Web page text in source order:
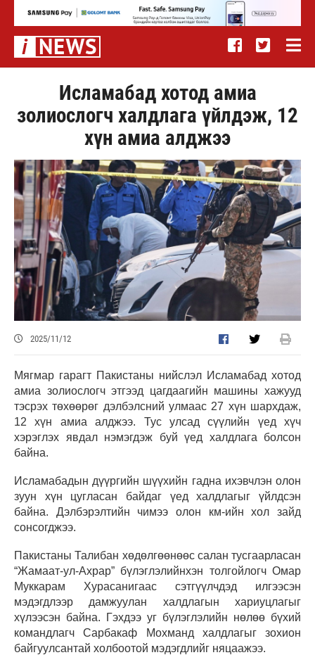
Исламабад хотод амиа
золиослогч халдлага үйлдэж, 12
хүн амиа алджээ
2025/11/12
Мягмар гарагт Пакистаны нийслэл Исламабад хотод
амиа золиослогч этгээд цагдаагийн машины хажууд
тэсрэх төхөөрөг дэлбэлсний улмаас 27 хүн шархдаж,
12 хүн амиа алджээ. Тус улсад сүүлийн үед хүч
хэрэглэх явдал нэмэгдэж буй үед халдлага болсон
байна.
Исламабадын дүүргийн шүүхийн гадна ихэвчлэн олон
зуун хүн цугласан байдаг үед халдлагыг үйлдсэн
байна. Дэлбэрэлтийн чимээ олон км-ийн хол зайд
сонсогджээ.
Пакистаны Талибан хөдөлгөөнөөс салан тусгаарласан
“Жамаат-ул-Ахрар” бүлэглэлийнхэн толгойлогч Омар
Муккарам Хурасанигаас сэтгүүлчдэд илгээсэн
мэдэгдлээр дамжуулан халдлагын хариуцлагыг
хүлээсэн байна. Гэхдээ уг бүлэглэлийн нөлөө бүхий
командлагч Сарбакаф Мохманд халдлагыг зохион
байгуулсантай холбоотой мэдэгдлийг няцаажээ.